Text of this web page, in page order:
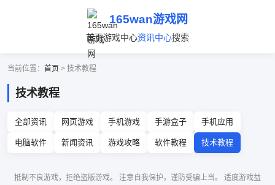
165wan游戏网
首页游戏中心资讯中心搜索
当前位置： 首页 > 技术教程
技术教程
全部资讯 网页游戏 手机游戏 手游盒子 手机应用
电脑软件 新闻资讯 游戏攻略 软件教程 技术教程
抵制不良游戏，拒绝盗版游戏。 注意自我保护，谨防受骗上当。 适度游戏益